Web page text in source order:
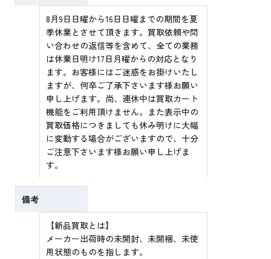
8月9日日曜から16日日曜までの期間を夏
季休業とさせて頂きます。買取依頼や問
い合わせの返信等を含めて、全ての業務
は休業日明け17日月曜からの対応となり
ます。お客様にはご迷惑をお掛けいたし
ますが、何卒ご了承下さいます様お願い
申し上げます。尚、連休中は買取カート
機能をご利用頂けません。また表示中の
買取価格につきましても休み明けに大幅
に変動する場合がございますので、十分
ご注意下さいます様お願い申し上げま
す。
備考
【新品買取とは】
メーカー出荷時の未開封、未開梱、未使
用状態のものを指します。